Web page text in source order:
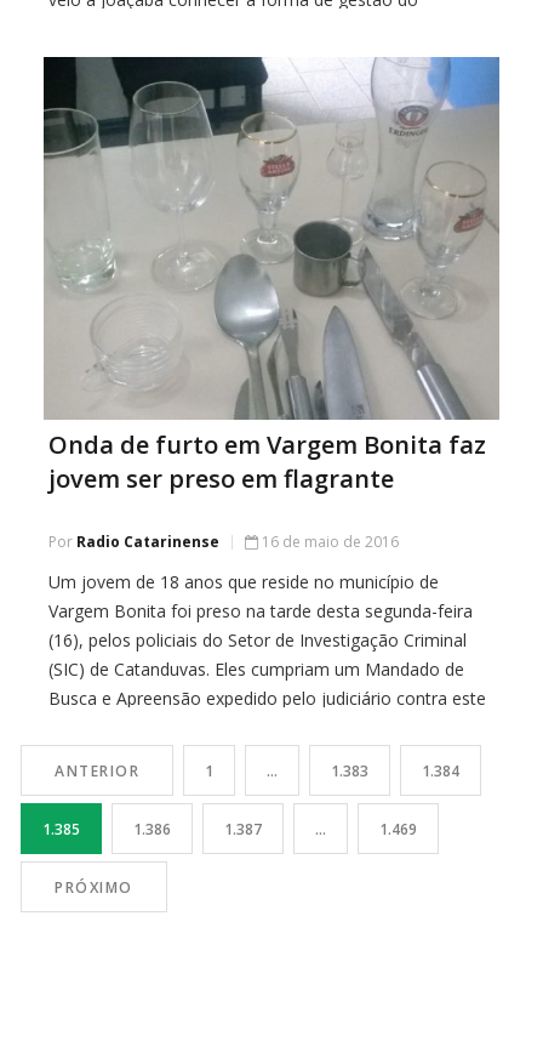
responsabilidade da CDL. Em Concórdia quem controla
Onda de furto em Vargem Bonita faz
jovem ser preso em flagrante
Por Radio Catarinense 16 de maio de 2016
Um jovem de 18 anos que reside no município de
Vargem Bonita foi preso na tarde desta segunda-feira
(16), pelos policiais do Setor de Investigação Criminal
(SIC) de Catanduvas. Eles cumpriam um Mandado de
Busca e Apreensão expedido pelo judiciário contra este
ANTERIOR 1 … 1.383 1.384
1.385 1.386 1.387 … 1.469
PRÓXIMO